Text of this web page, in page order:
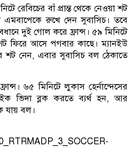
রেবিচের বাঁ প্রান্ত থেকে নেওয়া শট
এমবাপেকে রুখে দেন সুবাসিচ। তবে
দুই গোল করে ফ্রান্স। ৫৯ মিনিটে
ফিরে আসে পগবার কাছে। ম্যানইউ
শট নেন, এবার সুবাসিচ বল ঠেকাতে
৬৫ মিনিটে লুকাস হের্নান্দেসের
ভিদা ব্লক করতে ব্যর্থ হন, আর
যায় বল।